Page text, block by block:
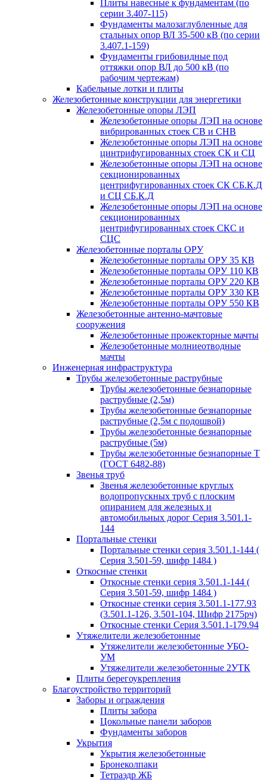
Плиты навесные к фундаментам (по
серии 3.407-115)
Фундаменты малозаглубленные для
стальных опор ВЛ 35-500 кВ (по серии
3.407.1-159)
Фундаменты грибовидные под
оттяжки опор ВЛ до 500 кВ (по
рабочим чертежам)
Кабельные лотки и плиты
Железобетонные конструкции для энергетики
Железобетонные опоры ЛЭП
Железобетонные опоры ЛЭП на основе
вибрированных стоек СВ и СНВ
Железобетонные опоры ЛЭП на основе
цинтрифугированных стоек СК и СЦ
Железобетонные опоры ЛЭП на основе
секционированных
центрифугированных стоек СК СБ.К.Д
и СЦ СБ.К.Д
Железобетонные опоры ЛЭП на основе
секционированных
центрифугированных стоек СКС и
СЦС
Железобетонные порталы ОРУ
Железобетонные порталы ОРУ 35 КВ
Железобетонные порталы ОРУ 110 КВ
Железобетонные порталы ОРУ 220 КВ
Железобетонные порталы ОРУ 330 КВ
Железобетонные порталы ОРУ 550 КВ
Железобетонные антенно-мачтовые
сооружения
Железобетонные прожекторные мачты
Железобетонные молниеотводные
мачты
Инженерная инфраструктура
Трубы железобетонные раструбные
Трубы железобетонные безнапорные
раструбные (2,5м)
Трубы железобетонные безнапорные
раструбные (2,5м с подошвой)
Трубы железобетонные безнапорные
раструбные (5м)
Трубы железобетонные безнапорные Т
(ГОСТ 6482-88)
Звенья труб
Звенья железобетонные круглых
водопропускных труб с плоским
опиранием для железных и
автомобильных дорог Серия 3.501.1-
144
Портальные стенки
Портальные стенки серия 3.501.1-144 (
Серия 3.501-59, шифр 1484 )
Откосные стенки
Откосные стенки серия 3.501.1-144 (
Серия 3.501-59, шифр 1484 )
Откосные стенки серия 3.501.1-177.93
(3.501.1-126, 3.501-104, Шифр 2175рч)
Откосные стенки Серия 3.501.1-179.94
Утяжелители железобетонные
Утяжелители железобетонные УБО-
УМ
Утяжелители железобетонные 2УТК
Плиты берегоукрепления
Благоустройство территорий
Заборы и ограждения
Плиты забора
Цокольные панели заборов
Фундаменты заборов
Укрытия
Укрытия железобетонные
Бронеколпаки
Тетраэдр ЖБ